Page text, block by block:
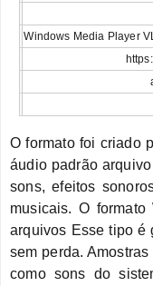
Windows Media Player
O formato foi criado
áudio padrão
sons, efeitos
musicais. O
arquivos Esse tipo é
sem perda.
como sons do